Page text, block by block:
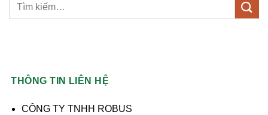
THÔNG TIN LIÊN HỆ
CÔNG TY TNHH ROBUS